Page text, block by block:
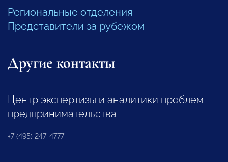
Региональные отделения
Представители за рубежом
Другие контакты
Центр экспертизы и аналитики проблем
предпринимательства
+7 (495) 247-4777